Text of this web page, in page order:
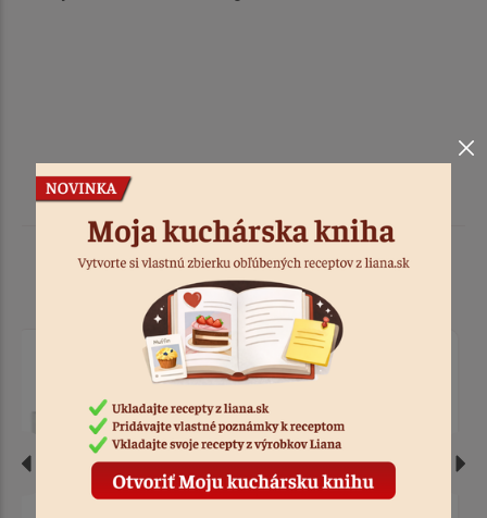
Podobné produkty